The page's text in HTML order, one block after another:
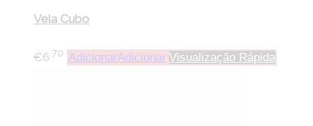
Vela Cubo
€6 .70 AdicionarAdicionar Visualização Rápida